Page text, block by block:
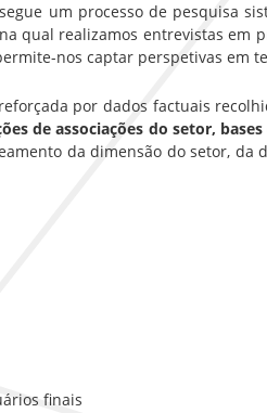
segue um processo de pesquisa
qual realizamos entrevistas
nos captar perspetivas em
por dados factuais
de associações do setor,
da dimensão do setor,
finais